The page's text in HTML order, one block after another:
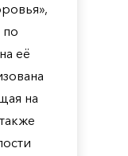
по
её
на